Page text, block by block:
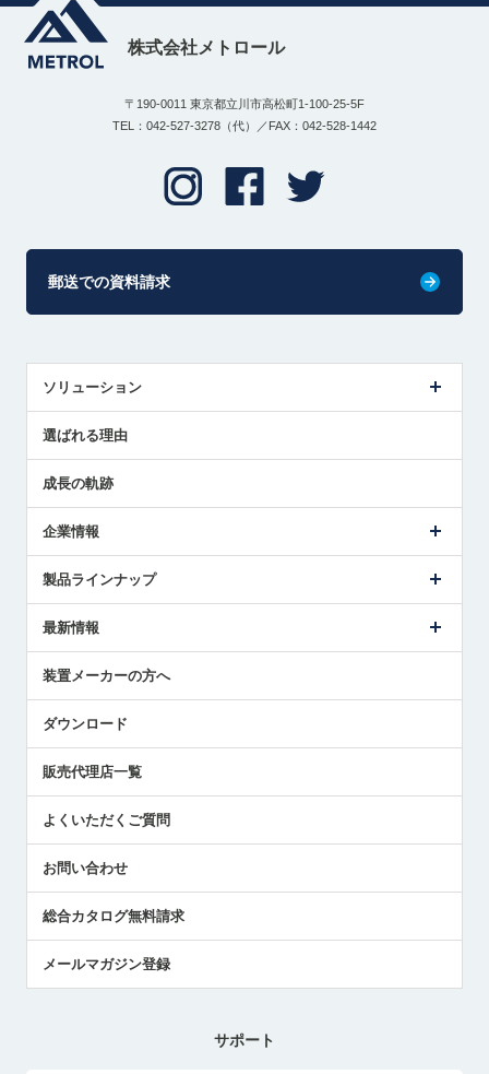
株式会社メトロール
〒190-0011 東京都立川市高松町1-100-25-5F
TEL：042-527-3278（代）／FAX：042-528-1442
郵送での資料請求
ソリューション
解決策提案
選ばれる理由
成長の軌跡
企業情報
ごあいさつ
受賞履歴
採用情報
国/地域/言語
製品ラインナップ
ツールセッタ製品
エアマイクロセンサ製品
最新情報
メトロールの技術
社員ブログ
中小企業のBCP地震対策
センサのテクニカルガイド
社長ブログ
装置メーカーの方へ
ダウンロード
販売代理店一覧
よくいただくご質問
お問い合わせ
総合カタログ無料請求
メールマガジン登録
サポート